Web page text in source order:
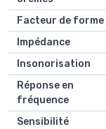
Facteur de forme
Impédance
Insonorisation
Réponse en
fréquence
Sensibilité